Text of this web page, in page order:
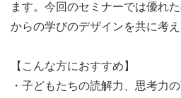
ます。今回のセミナーでは優れ
からの学びのデザインを共に考え
【こんな方におすすめ】
・子どもたちの読解力、思考力